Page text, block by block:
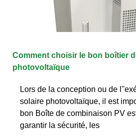
Comment choisir le bon boîtier
photovoltaïque
Lors de la conception ou de
solaire photovoltaïque, il est
bon Boîte de combinaison PV
garantir la sécurité, les